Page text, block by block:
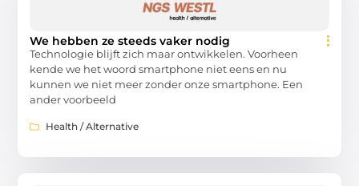
We hebben ze steeds vaker nodig
Technologie blijft zich maar ontwikkelen. Voorheen
kende we het woord smartphone niet eens en nu
kunnen we niet meer zonder onze smartphone. Een
ander voorbeeld
Health / Alternative